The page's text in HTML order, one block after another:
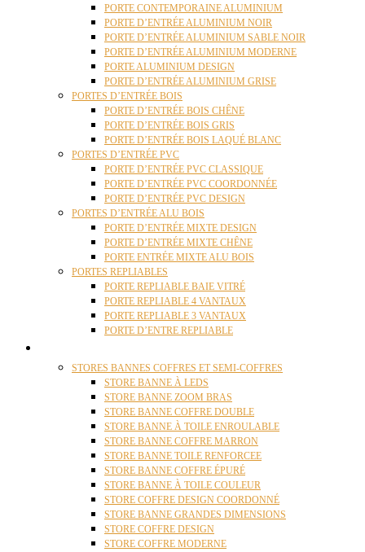
PORTE CONTEMPORAINE ALUMINIUM
PORTE D’ENTRÉE ALUMINIUM NOIR
PORTE D’ENTRÉE ALUMINIUM SABLE NOIR
PORTE D’ENTRÉE ALUMINIUM MODERNE
PORTE ALUMINIUM DESIGN
PORTE D’ENTRÉE ALUMINIUM GRISE
PORTES D’ENTRÉE BOIS
PORTE D’ENTRÉE BOIS CHÊNE
PORTE D’ENTRÉE BOIS GRIS
PORTE D’ENTRÉE BOIS LAQUÉ BLANC
PORTES D’ENTRÉE PVC
PORTE D’ENTRÉE PVC CLASSIQUE
PORTE D’ENTRÉE PVC COORDONNÉE
PORTE D’ENTRÉE PVC DESIGN
PORTES D’ENTRÉE ALU BOIS
PORTE D’ENTRÉE MIXTE DESIGN
PORTE D’ENTRÉE MIXTE CHÊNE
PORTE ENTRÉE MIXTE ALU BOIS
PORTES REPLIABLES
PORTE REPLIABLE BAIE VITRÉ
PORTE REPLIABLE 4 VANTAUX
PORTE REPLIABLE 3 VANTAUX
PORTE D’ENTRE REPLIABLE
STORES BANNES COFFRES ET SEMI-COFFRES
STORE BANNE À LEDS
STORE BANNE ZOOM BRAS
STORE BANNE COFFRE DOUBLE
STORE BANNE À TOILE ENROULABLE
STORE BANNE COFFRE MARRON
STORE BANNE TOILE RENFORCEE
STORE BANNE COFFRE ÉPURÉ
STORE BANNE À TOILE COULEUR
STORE COFFRE DESIGN COORDONNÉ
STORE BANNE GRANDES DIMENSIONS
STORE COFFRE DESIGN
STORE COFFRE MODERNE